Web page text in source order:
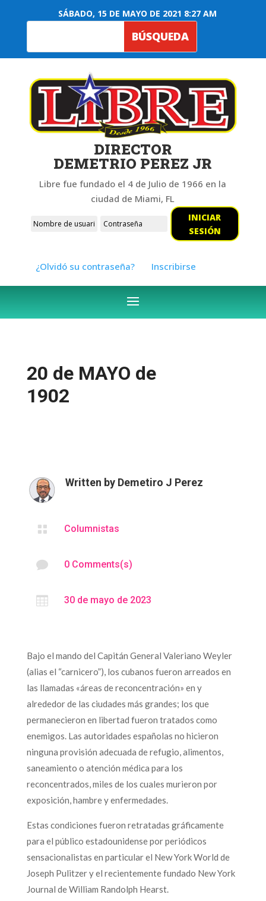
SÁBADO, 15 DE MAYO DE 2021 8:27 AM
DIRECTOR
DEMETRIO PEREZ JR
Libre fue fundado el 4 de Julio de 1966 en la
ciudad de Miami, FL
INICIAR
SESIÓN
¿Olvidó su contraseña? Inscribirse
20 de MAYO de
1902
Written by Demetiro J Perez
 Columnistas
 0 Comments(s)
 30 de mayo de 2023
Bajo el mando del Capitán General Valeriano Weyler
(alias el “carnicero”), los cubanos fueron arreados en
las llamadas «áreas de reconcentración» en y
alrededor de las ciudades más grandes; los que
permanecieron en libertad fueron tratados como
enemigos. Las autoridades españolas no hicieron
ninguna provisión adecuada de refugio, alimentos,
saneamiento o atención médica para los
reconcentrados, miles de los cuales murieron por
exposición, hambre y enfermedades.
Estas condiciones fueron retratadas gráficamente
para el público estadounidense por periódicos
sensacionalistas en particular el New York World de
Joseph Pulitzer y el recientemente fundado New York
Journal de William Randolph Hearst.